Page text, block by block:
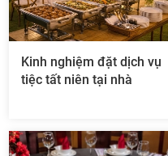
Kinh nghiệm đặt dịch vụ
tiệc tất niên tại nhà